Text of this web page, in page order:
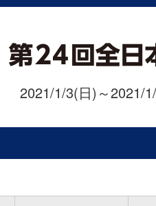
2021/1/3(日)～2021/